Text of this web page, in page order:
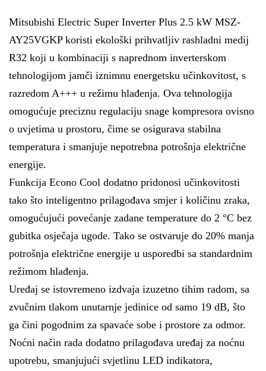
Mitsubishi Electric Super Inverter Plus 2.5 kW MSZ-
AY25VGKP koristi ekološki prihvatljiv rashladni medij
R32 koji u kombinaciji s naprednom inverterskom
tehnologijom jamči iznimnu energetsku učinkovitost, s
razredom A+++ u režimu hlađenja. Ova tehnologija
omogućuje preciznu regulaciju snage kompresora ovisno
o uvjetima u prostoru, čime se osigurava stabilna
temperatura i smanjuje nepotrebna potrošnja električne
energije.
Funkcija Econo Cool dodatno pridonosi učinkovitosti
tako što inteligentno prilagođava smjer i količinu zraka,
omogućujući povećanje zadane temperature do 2 °C bez
gubitka osječaja ugode. Tako se ostvaruje do 20% manja
potrošnja električne energije u usporedbi sa standardnim
režimom hlađenja.
Uređaj se istovremeno izdvaja izuzetno tihim radom, sa
zvučnim tlakom unutarnje jedinice od samo 19 dB, što
ga čini pogodnim za spavaće sobe i prostore za odmor.
Noćni način rada dodatno prilagođava uređaj za noćnu
upotrebu, smanjujući svjetlinu LED indikatora,